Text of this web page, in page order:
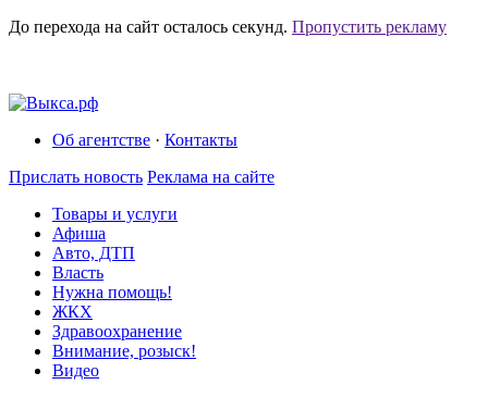
До перехода на сайт осталось секунд. Пропустить рекламу
Об агентстве · Контакты
Прислать новость Реклама на сайте
Товары и услуги
Афиша
Авто, ДТП
Власть
Нужна помощь!
ЖКХ
Здравоохранение
Внимание, розыск!
Видео